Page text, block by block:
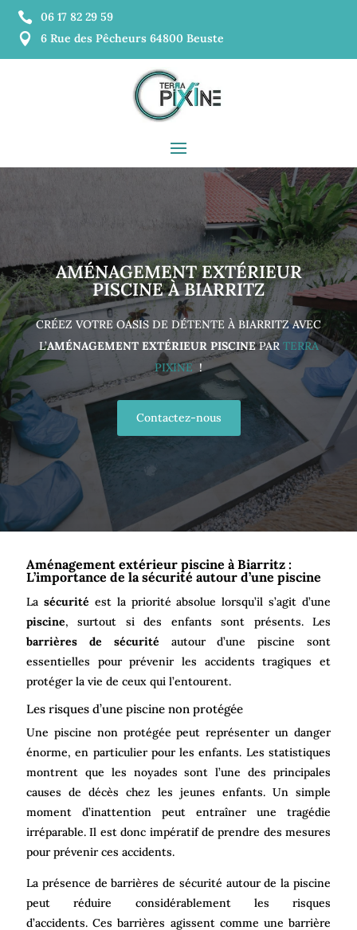
 06 17 82 29 59
 6 Rue des Pêcheurs 64800 Beuste
AMÉNAGEMENT EXTÉRIEUR
PISCINE À BIARRITZ
CRÉEZ VOTRE OASIS DE DÉTENTE À BIARRITZ AVEC
L’AMÉNAGEMENT EXTÉRIEUR PISCINEPAR TERRA
PIXINE !
Contactez-nous
Aménagement extérieur piscine à Biarritz :
L’importance de la sécurité autour d’une piscine
La sécurité est la priorité absolue lorsqu’il s’agit d’une
piscine, surtout si des enfants sont présents. Les
barrières de sécurité autour d’une piscine sont
essentielles pour prévenir les accidents tragiques et
protéger la vie de ceux qui l’entourent.
Les risques d’une piscine non protégée
Une piscine non protégée peut représenter un danger
énorme, en particulier pour les enfants. Les statistiques
montrent que les noyades sont l’une des principales
causes de décès chez les jeunes enfants. Un simple
moment d’inattention peut entraîner une tragédie
irréparable. Il est donc impératif de prendre des mesures
pour prévenir ces accidents.
La présence de barrières de sécurité autour de la piscine
peut réduire considérablement les risques
d’accidents. Ces barrières agissent comme une barrière